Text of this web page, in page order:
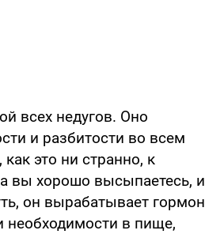
всех недугов. Оно
и разбитости во всем
это ни странно, к
вы хорошо высыпаетесь, и
он вырабатывает гормон
необходимости в пище,